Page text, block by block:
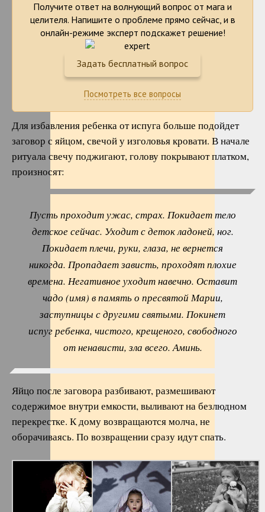
Получите ответ на волнующий вопрос от мага и
целителя. Напишите о проблеме прямо сейчас, и в
онлайн-режиме эксперт подскажет решение!
Задать бесплатный вопрос
Посмотреть все вопросы
Для избавления ребенка от испуга больше подойдет
заговор с яйцом, свечой у изголовья кровати. В начале
ритуала свечу поджигают, голову покрывают платком,
произносят:
Пусть проходит ужас, страх. Покидает тело
детское сейчас. Уходит с деток ладоней, ног.
Покидает плечи, руки, глаза, не вернется
никогда. Пропадает зависть, проходят плохие
времена. Негативное уходит навечно. Оставит
чадо (имя) в память о пресвятой Марии,
заступницы с другими святыми. Покинет
испуг ребенка, чистого, крещеного, свободного
от ненависти, зла всего. Аминь.
Яйцо после заговора разбивают, размешивают
содержимое внутри емкости, выливают на безлюдном
перекрестке. К дому возвращаются молча, не
оборачиваясь. По возвращении сразу идут спать.